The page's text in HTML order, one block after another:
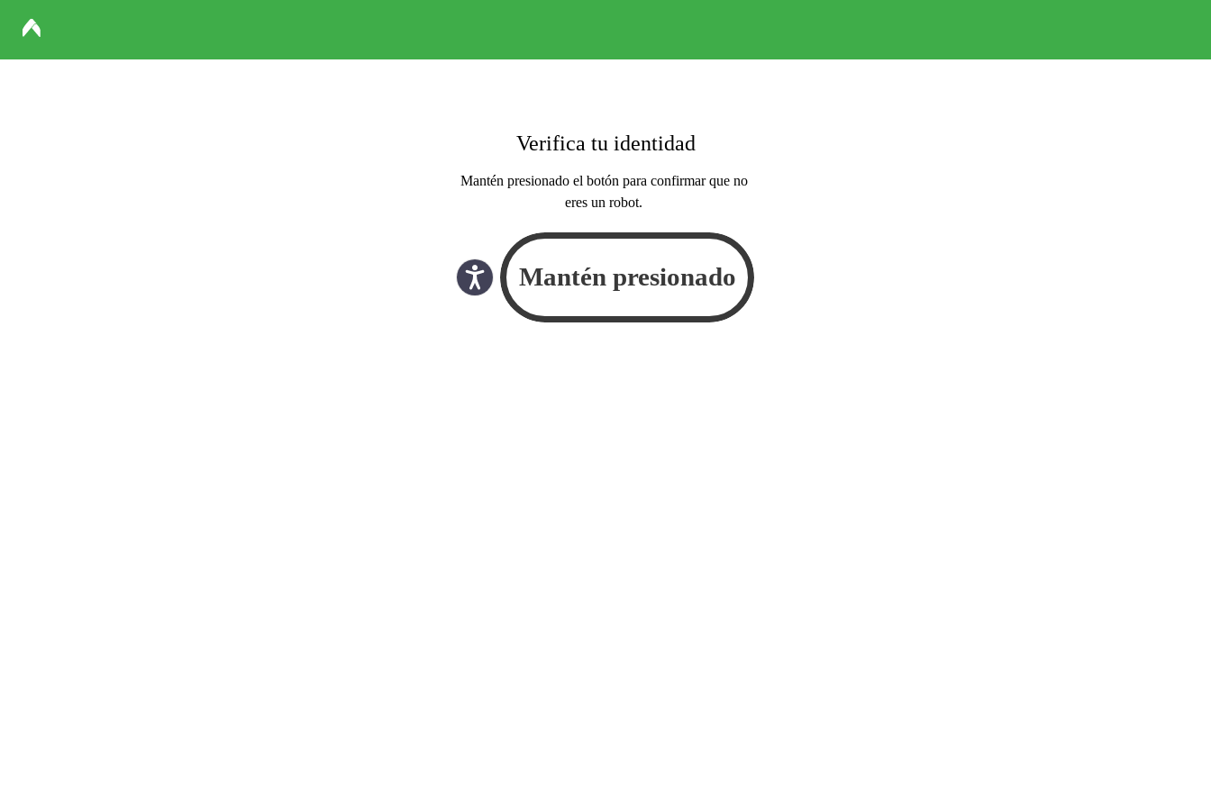
Verifica tu identidad
Mantén presionado el botón para confirmar que no
eres un robot.